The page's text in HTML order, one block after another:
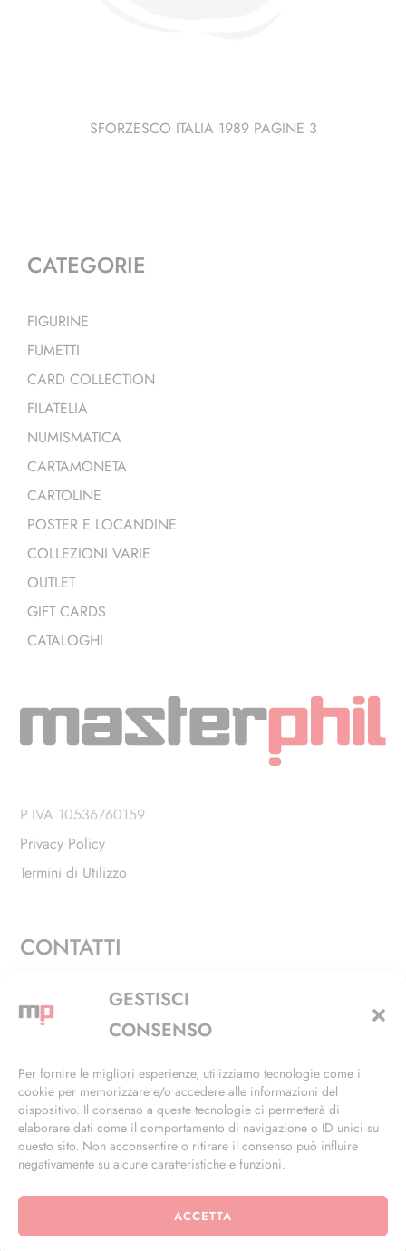
GESTISCI
CONSENSO
Per fornire le migliori esperienze, utilizziamo tecnologie come i
cookie per memorizzare e/o accedere alle informazioni del
dispositivo. Il consenso a queste tecnologie ci permetterà di
elaborare dati come il comportamento di navigazione o ID unici su
questo sito. Non acconsentire o ritirare il consenso può influire
negativamente su alcune caratteristiche e funzioni.
ACCETTA
SFORZESCO ITALIA 1989 PAGINE 3
CATEGORIE
FIGURINE
FUMETTI
CARD COLLECTION
FILATELIA
NUMISMATICA
CARTAMONETA
CARTOLINE
POSTER E LOCANDINE
COLLEZIONI VARIE
OUTLET
GIFT CARDS
CATALOGHI
P.IVA 10536760159
Privacy Policy
Termini di Utilizzo
CONTATTI
Via Alfieri, 27 - Trezzano Sul Naviglio (MI)
+39 02 4846 3155
info@masterphil.it